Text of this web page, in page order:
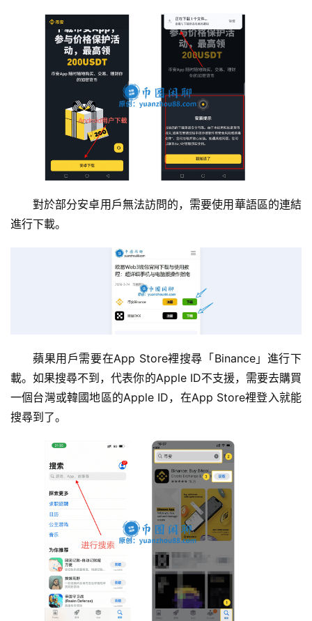
對於部分安卓用戶無法訪問的，需要使用華語區的連結
進行下載。
蘋果用戶需要在App Store裡搜尋「Binance」進行下
載。如果搜尋不到，代表你的Apple ID不支援，需要去購買
一個台灣或韓國地區的Apple ID，在App Store裡登入就能
搜尋到了。